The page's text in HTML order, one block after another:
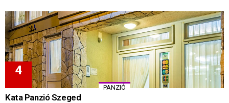
PANZIÓ
Kata Panzió Szeged